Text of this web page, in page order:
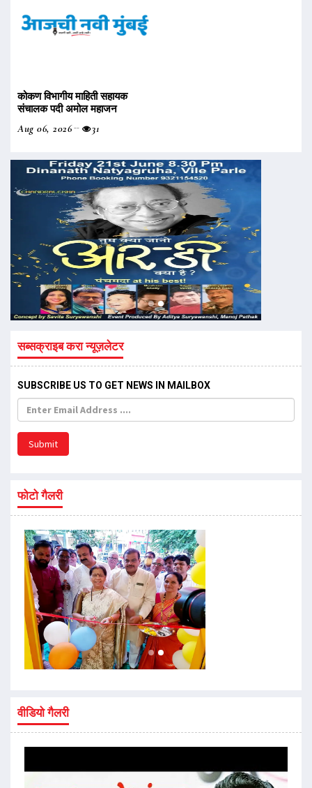
कोकण विभागीय माहिती सहायक
संचालक पदी अमोल महाजन
Aug 06, 2026
31
सब्सक्राइब करा न्यूज़लेटर
SUBSCRIBE US TO GET NEWS IN MAILBOX
Submit
फोटो गैलरी
वीडियो गैलरी